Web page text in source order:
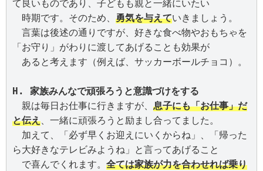
て良いものであり、子どもも親と一緒にいたい
時期です。そのため、 勇気を与えていきましょう。
言葉は後述の通りですが、好きな食べ物やおもちゃを
「お守り」がわりに渡してあげることも効果が
あると考えます（例えば、サッカーボールチョコ）。
H. 家族みんなで頑張ろうと意識づけをする
親は毎日お仕事に行きますが、 息子にも「お仕事」だ
と伝え、一緒に頑張ろうと励まし合ってました。
加えて、「必ず早くお迎えにいくからね」、「帰った
ら大好きなテレビみようね」と言ってあげること
で喜んでくれます。 全ては家族が力を合わせれば乗り